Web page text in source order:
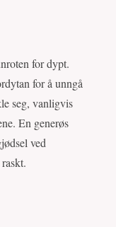
for dypt.
for å unngå
seg, vanligvis
En generøs
ved